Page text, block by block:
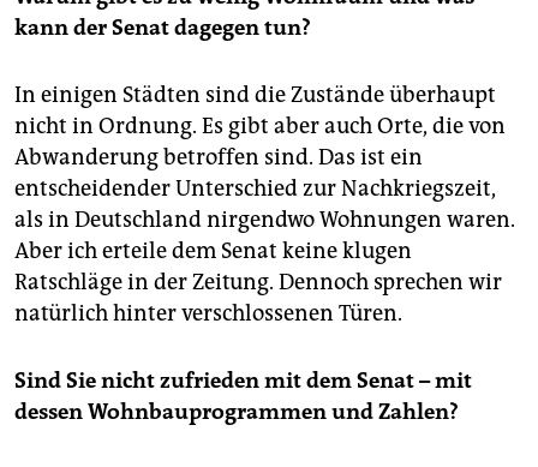
kann der Senat dagegen tun?
In einigen Städten sind die Zustände überhaupt
nicht in Ordnung. Es gibt aber auch Orte, die von
Abwanderung betroffen sind. Das ist ein
entscheidender Unterschied zur Nachkriegszeit,
als in Deutschland nirgendwo Wohnungen waren.
Aber ich erteile dem Senat keine klugen
Ratschläge in der Zeitung. Dennoch sprechen wir
natürlich hinter verschlossenen Türen.
Sind Sie nicht zufrieden mit dem Senat – mit
dessen Wohnbauprogrammen und Zahlen?